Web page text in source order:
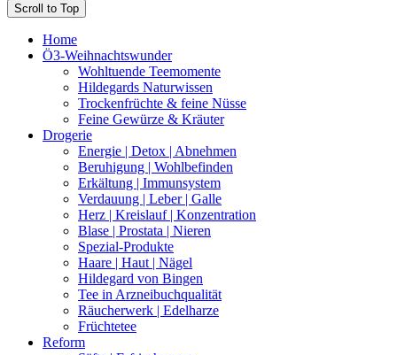
Scroll to Top
Home
Ö3-Weihnachtswunder
Wohltuende Teemomente
Hildegards Naturwissen
Trockenfrüchte & feine Nüsse
Feine Gewürze & Kräuter
Drogerie
Energie | Detox | Abnehmen
Beruhigung | Wohlbefinden
Erkältung | Immunsystem
Verdauung | Leber | Galle
Herz | Kreislauf | Konzentration
Blase | Prostata | Nieren
Spezial-Produkte
Haare | Haut | Nägel
Hildegard von Bingen
Tee in Arzneibuchqualität
Räucherwerk | Edelharze
Früchtetee
Reform